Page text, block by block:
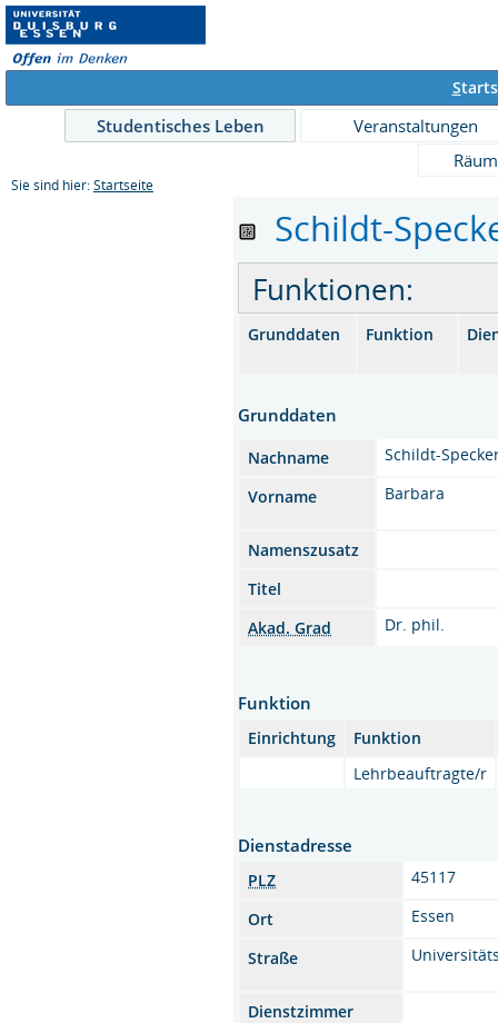
S
Studentisches Leben
Veranstaltungen
Sie sind hier: Startseite
Schildt-
Funktionen:
Grunddaten Funktion
Grunddaten
Nachname
Schildt-
Vorname
Barbara
Namenszusatz
Titel
Akad. Grad
Dr. phil.
Funktion
Einrichtung
Funktion
Lehrbeauftragte/r
Dienstadresse
PLZ
45117
Ort
Essen
Straße
Dienstzimmer